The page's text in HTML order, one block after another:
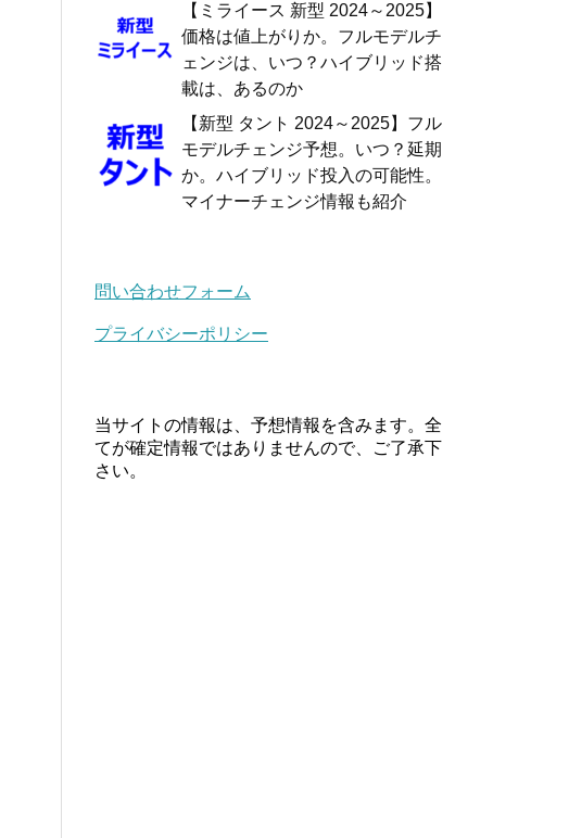
【ミライース 新型 2024～2025】
価格は値上がりか。フルモデルチ
ェンジは、いつ？ハイブリッド搭
載は、あるのか
【新型 タント 2024～2025】フル
モデルチェンジ予想。いつ？延期
か。ハイブリッド投入の可能性。
マイナーチェンジ情報も紹介
問い合わせフォーム
プライバシーポリシー
当サイトの情報は、予想情報を含みます。全
てが確定情報ではありませんので、ご了承下
さい。